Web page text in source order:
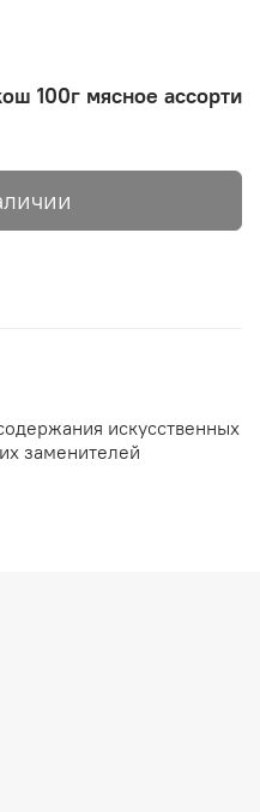
100г мясное ассорти
искусственных
заменителей
- 8,0жир
- 2,0влага - до